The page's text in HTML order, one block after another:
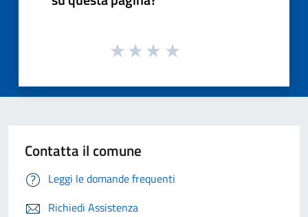
Contatta il comune
Leggi le domande frequenti
Richiedi Assistenza